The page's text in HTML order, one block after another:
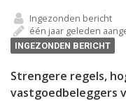
Ingezonden bericht
één jaar geleden
INGEZONDEN BERICHT
Strengere regels,
vastgoedbeleggers